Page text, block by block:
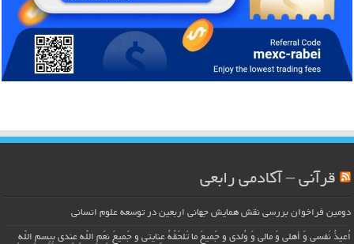
قرآنی – آکادمی رابعی
دومین فراخوان بررسی نقش همایش جهانی اربعین در توسعه علوم انسانی
اُعیذُ نَفسی وَ أهلی وَ مالی وَ وُلدی و جَمیعَ ما تَلحَقُهُ عِنایتی و جَمیعَ نِعَمِ اللّهِ عِندی بِبِسمِ اللّهِ